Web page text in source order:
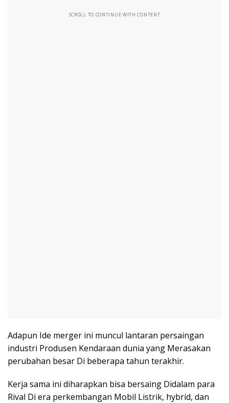
SCROLL TO CONTINUE WITH CONTENT
Adapun Ide merger ini muncul lantaran persaingan
industri Produsen Kendaraan dunia yang Merasakan
perubahan besar Di beberapa tahun terakhir.
Kerja sama ini diharapkan bisa bersaing Didalam para
Rival Di era perkembangan Mobil Listrik, hybrid, dan